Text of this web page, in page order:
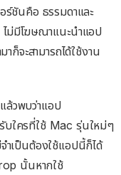
ร์ชันคือ ธรรมดาและ
ม่มีโฆษณาแนะนำแอป
ก็จะสามารถได้ใช้งาน
ล้วพบว่าแอป
บใครที่ใช้ Mac รุ่นใหม่ๆ
ำเป็นต้องใช้แอปนี้ก็ได้
นั้นหากใช้